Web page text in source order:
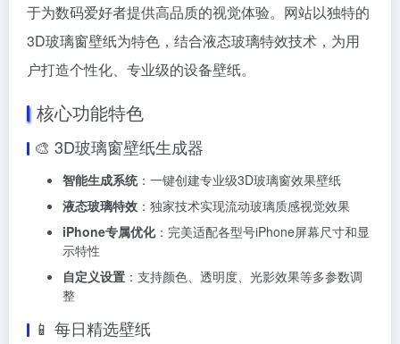
于为数码爱好者提供高品质的视觉体验。网站以独特的
3D玻璃窗壁纸为特色，结合液态玻璃特效技术，为用
户打造个性化、专业级的设备壁纸。
核心功能特色
🎨 3D玻璃窗壁纸生成器
智能生成系统：一键创建专业级3D玻璃窗效果壁纸
液态玻璃特效 ：独家技术实现流动玻璃质感视觉效果
iPhone专属优化：完美适配各型号iPhone屏幕尺寸和显
示特性
自定义设置 ：支持颜色、透明度、光影效果等多参数调
整
📱 每日精选壁纸